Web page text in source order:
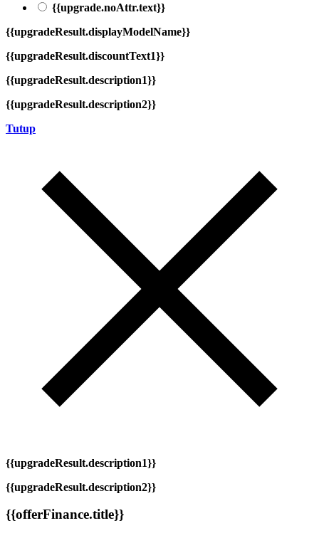
{{upgrade.noAttr.text}}
{{upgradeResult.displayModelName}}
{{upgradeResult.discountText1}}
{{upgradeResult.description1}}
{{upgradeResult.description2}}
Tutup
{{upgradeResult.description1}}
{{upgradeResult.description2}}
{{offerFinance.title}}